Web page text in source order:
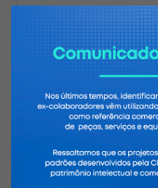
Suporte Online
Suporte online